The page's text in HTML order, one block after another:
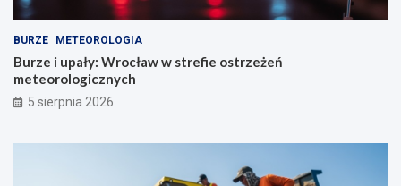
BURZE METEOROLOGIA
Burze i upały: Wrocław w strefie ostrzeżeń
meteorologicznych
5 sierpnia 2026